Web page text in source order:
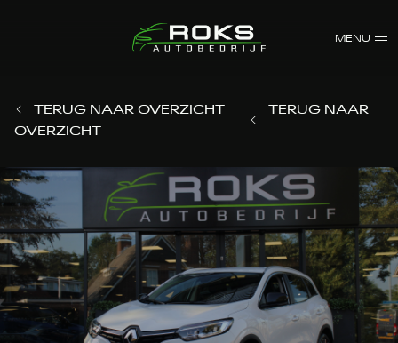
MENU
TERUG NAAR OVERZICHT
TERUG NAAR
OVERZICHT